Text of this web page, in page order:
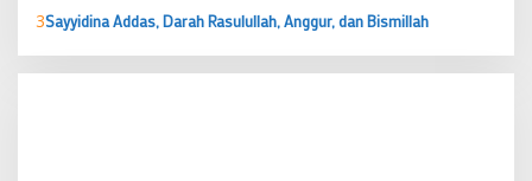
3Sayyidina Addas, Darah Rasulullah, Anggur, dan Bismillah